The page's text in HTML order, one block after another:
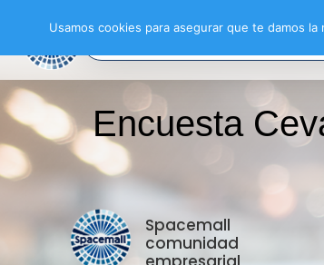
Encuesta
Spacemall
comunidad
Usamos cookies para asegurar que te damos